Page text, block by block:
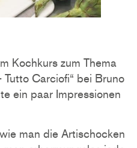
Kochkurs zum Thema
Carciofi“ bei Bruno
ein paar Impressionen
man die Artischocken